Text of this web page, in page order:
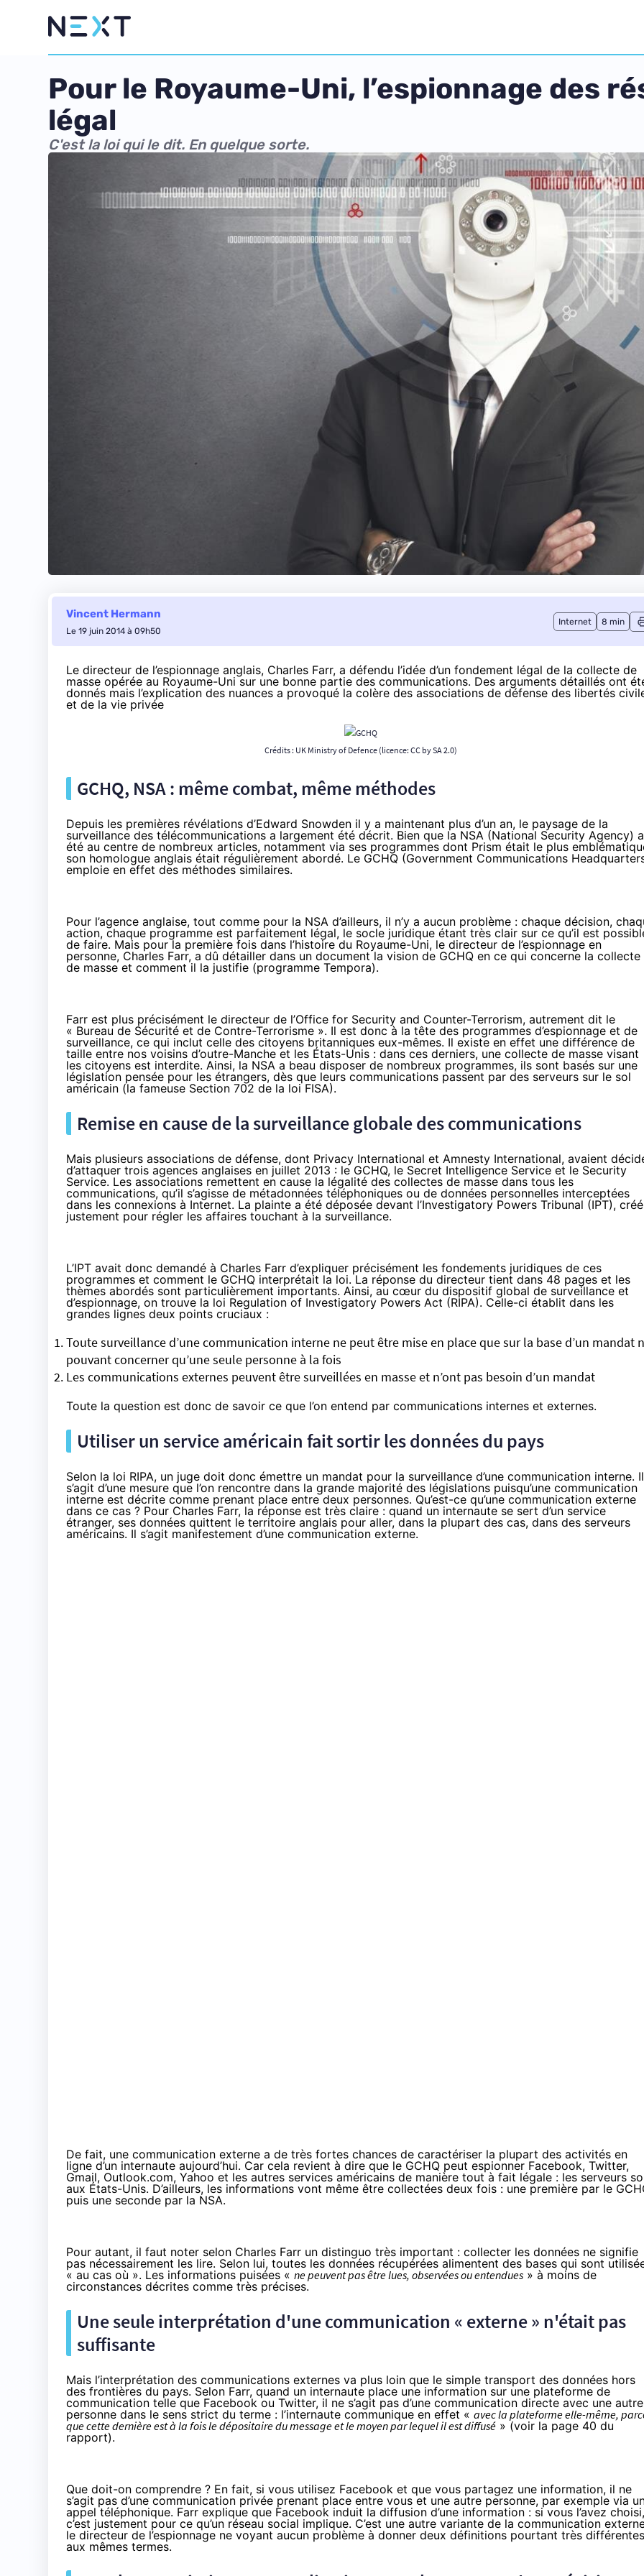
Pour le Royaume-Uni, l’espionnage des
légal
C'est la loi qui le dit. En quelque sorte.
Vincent Hermann
Le 19 juin 2014 à 09h50
Internet 8 min
Le directeur de l’espionnage anglais, Charles Farr, a défendu l’idée d’un fondement légal de la collecte de
masse opérée au Royaume-Uni sur une bonne partie des communications. Des arguments détaillés ont
donnés mais l’explication des nuances a provoqué la colère des associations de défense des libertés
et de la vie privée
Crédits : UK Ministry of Defence (licence: CC by SA 2.0)
GCHQ, NSA : même combat, même méthodes
Depuis les premières révélations d’Edward Snowden il y a maintenant plus d’un an, le paysage de la
surveillance des télécommunications a largement été décrit. Bien que la NSA (National Security Agency)
été au centre de nombreux articles, notamment via ses programmes dont Prism était le plus
son homologue anglais était régulièrement abordé. Le GCHQ (Government Communications
emploie en effet des méthodes similaires.
Pour l’agence anglaise, tout comme pour la NSA d’ailleurs, il n’y a aucun problème : chaque décision,
action, chaque programme est parfaitement légal, le socle juridique étant très clair sur ce qu’il est
de faire. Mais pour la première fois dans l’histoire du Royaume-Uni, le directeur de l’espionnage en
personne, Charles Farr, a dû détailler dans un document la vision de GCHQ en ce qui concerne la collecte
de masse et comment il la justifie (programme Tempora).
Farr est plus précisément le directeur de l’Office for Security and Counter-Terrorism, autrement dit le
« Bureau de Sécurité et de Contre-Terrorisme ». Il est donc à la tête des programmes d’espionnage et de
surveillance, ce qui inclut celle des citoyens britanniques eux-mêmes. Il existe en effet une différence de
taille entre nos voisins d’outre-Manche et les États-Unis : dans ces derniers, une collecte de masse visant
les citoyens est interdite. Ainsi, la NSA a beau disposer de nombreux programmes, ils sont basés sur une
législation pensée pour les étrangers, dès que leurs communications passent par des serveurs sur le sol
américain (la fameuse Section 702 de la loi FISA).
Remise en cause de la surveillance globale des communications
Mais plusieurs associations de défense, dont Privacy International et Amnesty International, avaient
d’attaquer trois agences anglaises en juillet 2013 : le GCHQ, le Secret Intelligence Service et le Security
Service. Les associations remettent en cause la légalité des collectes de masse dans tous les
communications, qu’il s’agisse de métadonnées téléphoniques ou de données personnelles interceptées
dans les connexions à Internet. La plainte a été déposée devant l’Investigatory Powers Tribunal (IPT), créé
justement pour régler les affaires touchant à la surveillance.
L’IPT avait donc demandé à Charles Farr d’expliquer précisément les fondements juridiques de ces
programmes et comment le GCHQ interprétait la loi. La réponse du directeur tient dans 48 pages et les
thèmes abordés sont particulièrement importants. Ainsi, au cœur du dispositif global de surveillance et
d’espionnage, on trouve la loi Regulation of Investigatory Powers Act (RIPA). Celle-ci établit dans les
grandes lignes deux points cruciaux :
Toute surveillance d’une communication interne ne peut être mise en place que sur la base d’un mandat
pouvant concerner qu’une seule personne à la fois
Les communications externes peuvent être surveillées en masse et n’ont pas besoin d’un mandat
Toute la question est donc de savoir ce que l’on entend par communications internes et externes.
Utiliser un service américain fait sortir les données du pays
Selon la loi RIPA, un juge doit donc émettre un mandat pour la surveillance d’une communication interne. Il
s’agit d’une mesure que l’on rencontre dans la grande majorité des législations puisqu’une communication
interne est décrite comme prenant place entre deux personnes. Qu’est-ce qu’une communication externe
dans ce cas ? Pour Charles Farr, la réponse est très claire : quand un internaute se sert d’un service
étranger, ses données quittent le territoire anglais pour aller, dans la plupart des cas, dans des serveurs
américains. Il s’agit manifestement d’une communication externe.
De fait, une communication externe a de très fortes chances de caractériser la plupart des activités en
ligne d’un internaute aujourd’hui. Car cela revient à dire que le GCHQ peut espionner Facebook, Twitter,
Gmail, Outlook.com, Yahoo et les autres services américains de manière tout à fait légale : les serveurs
aux États-Unis. D’ailleurs, les informations vont même être collectées deux fois : une première par le
puis une seconde par la NSA.
Pour autant, il faut noter selon Charles Farr un distinguo très important : collecter les données ne signifie
pas nécessairement les lire. Selon lui, toutes les données récupérées alimentent des bases qui sont
« au cas où ». Les informations puisées « ne peuvent pas être lues, observées ou entendues » à moins de
circonstances décrites comme très précises.
Une seule interprétation d'une communication « externe » n'était pas
suffisante
Mais l’interprétation des communications externes va plus loin que le simple transport des données hors
des frontières du pays. Selon Farr, quand un internaute place une information sur une plateforme de
communication telle que Facebook ou Twitter, il ne s’agit pas d’une communication directe avec une autre
personne dans le sens strict du terme : l’internaute communique en effet « avec la plateforme elle-même,
que cette dernière est à la fois le dépositaire du message et le moyen par lequel il est diffusé » (voir la page 40 du
rapport).
Que doit-on comprendre ? En fait, si vous utilisez Facebook et que vous partagez une information, il ne
s’agit pas d’une communication privée prenant place entre vous et une autre personne, par exemple via
appel téléphonique. Farr explique que Facebook induit la diffusion d’une information : si vous l’avez choisi,
c’est justement pour ce qu’un réseau social implique. C’est une autre variante de la communication
le directeur de l’espionnage ne voyant aucun problème à donner deux définitions pourtant très différentes
aux mêmes termes.